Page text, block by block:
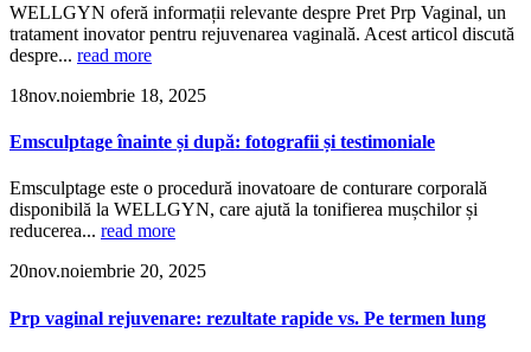
WELLGYN oferă informații relevante despre Pret Prp Vaginal, un
tratament inovator pentru rejuvenarea vaginală. Acest articol discută
despre... read more
18nov.noiembrie 18, 2025
Emsculptage înainte și după: fotografii și testimoniale
Emsculptage este o procedură inovatoare de conturare corporală
disponibilă la WELLGYN, care ajută la tonifierea mușchilor și
reducerea... read more
20nov.noiembrie 20, 2025
Prp vaginal rejuvenare: rezultate rapide vs. Pe termen lung